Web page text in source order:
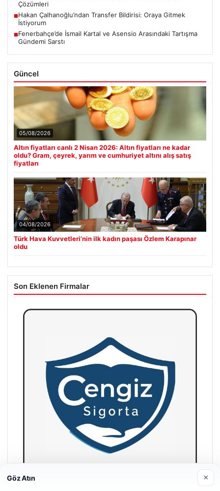
Çözümleri
■Hakan Çalhanoğlu’ndan Transfer Bildirisi: Oraya Gitmek
İstiyorum
■Fenerbahçe’de İsmail Kartal ve Asensio Arasındaki Tartışma
Gündemi Sarstı
Güncel
05/08/2026
Altın fiyatları canlı 2 Nisan 2026: Altın fiyatları ne kadar
oldu? Gram, çeyrek, yarım ve cumhuriyet altını alış satış
fiyatları
04/08/2026
Türk Hava Kuvvetleri’nin ilk kadın paşası Özlem Karapınar
oldu
Son Eklenen Firmalar
Göz Atın ×